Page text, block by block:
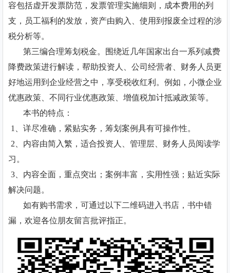
容包括虚开发票防范，发票管理实施细则，成本费用的列
支，员工福利的发放，资产由购入、使用到报废全过程的涉
税分析等。
第三编合理筹划税金。围绕近几年国家出台一系列减费
降费政策进行解读，帮助投资人、公司经营者、财务人员更
好地运用到企业经营之中，享受税收红利。例如，小微企业
优惠政策、不同行业优惠政策、增值税加计抵减政策等。
本书的特点：
1、详尽准确，紧贴实务，筹划案例具有可操作性。
2、内容由简入繁，适合投资人、管理层、财务人员阅读学
习。
3、内容全面，重点突出；案例丰富，实用性强；贴近实际
解决问题。
如有购书需求，可通过以下二维码进入书店，书中错
漏，欢迎各位朋友留言批评指正。